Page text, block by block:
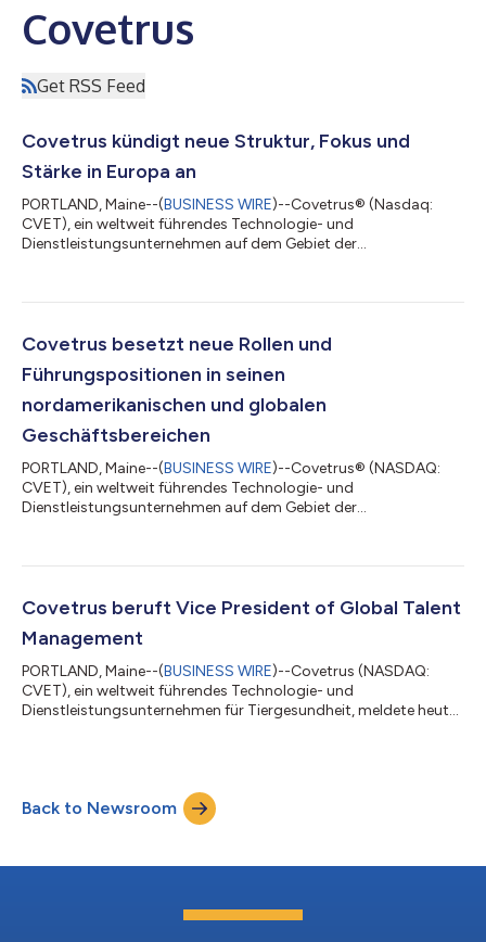
Covetrus
Get RSS Feed
Covetrus kündigt neue Struktur, Fokus und
Stärke in Europa an
PORTLAND, Maine--(BUSINESS WIRE)--Covetrus® (Nasdaq:
CVET), ein weltweit führendes Technologie- und
Dienstleistungsunternehmen auf dem Gebiet der
gehören der Aufbau eines neuen Führungsteams für den Bereich
britischen und deutschen Geschäfts. Die Neuausrichtung der
Covetrus besetzt neue Rollen und
Führungspositionen in seinen
nordamerikanischen und globalen
Geschäftsbereichen
PORTLAND, Maine--(BUSINESS WIRE)--Covetrus® (NASDAQ:
CVET), ein weltweit führendes Technologie- und
Dienstleistungsunternehmen auf dem Gebiet der
Operations & Global Operational Excellence" bzw. "President of
für das Unternehmen und fügen sich in den strategischen Plan
Covetrus beruft Vice President of Global Talent
Management
PORTLAND, Maine--(BUSINESS WIRE)--Covetrus (NASDAQ:
CVET), ein weltweit führendes Technologie- und
Dienstleistungsunternehmen für Tiergesundheit, meldete heute
Dreijahresplans des Unternehmens. Shirra verantwortet die
weltweite Talentstrategie von Covetrus wie den Aufbau eines
starken Talentpools im gesamten Unterneh...
Back to Newsroom